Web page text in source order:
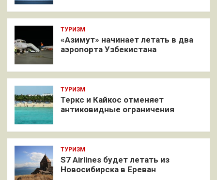
ТУРИЗМ
«Азимут» начинает летать в два
аэропорта Узбекистана
ТУРИЗМ
Теркс и Кайкос отменяет
антиковидные ограничения
ТУРИЗМ
S7 Airlines будет летать из
Новосибирска в Ереван